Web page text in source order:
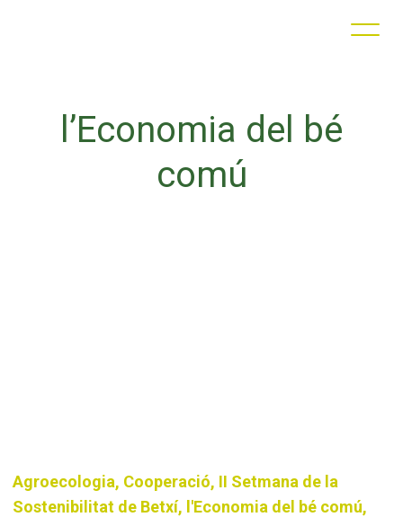
’Economia de bé
comú
Agroecologia, Cooperació, II Setmana de la
Sostenibilitat de Betxí, l'Economia del bé comú,